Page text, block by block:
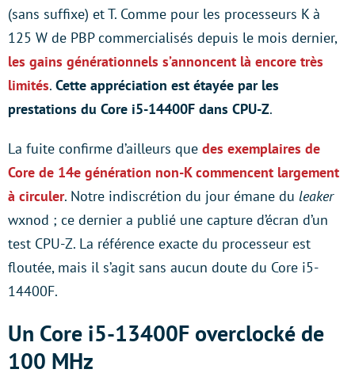
(sans suffixe) et T. Comme pour les processeurs K à
125 W de PBP commercialisés depuis le mois dernier,
les gains générationnels s’annoncent là encore très
limités. Cette appréciation est étayée par les
prestations du Core i5-14400F dans CPU-Z.
La fuite confirme d’ailleurs que des exemplaires de
Core de 14e génération non-K commencent largement
à circuler. Notre indiscrétion du jour émane du leaker
wxnod ; ce dernier a publié une capture d’écran d’un
test CPU-Z. La référence exacte du processeur est
floutée, mais il s’agit sans aucun doute du Core i5-
14400F.
Un Core i5-13400F overclocké de
100 MHz